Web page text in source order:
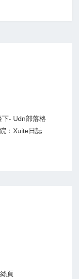
- Udn部落格
：Xuite日誌
頁